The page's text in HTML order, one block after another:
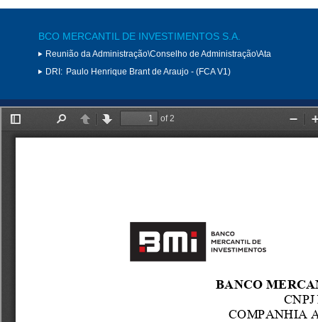
BCO MERCANTIL DE INVESTIMENTOS S.A.
Reunião da Administração\Conselho de Administração\Ata
DRI: Paulo Henrique Brant de Araujo - (FCA V1)